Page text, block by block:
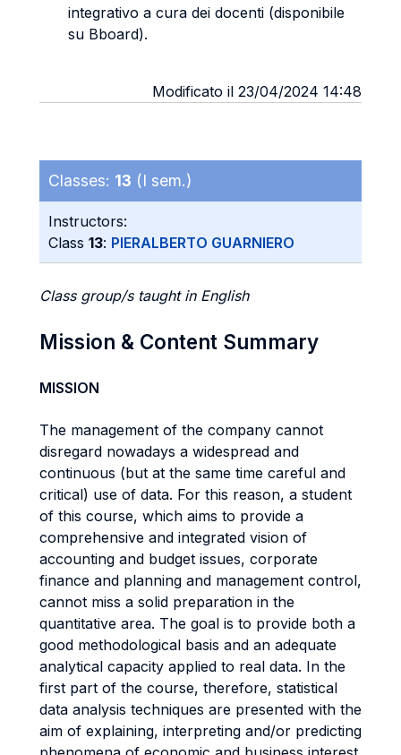
integrativo a cura dei docenti (disponibile
su Bboard).
Modificato il 23/04/2024 14:48
Classes: 13 (I sem.)
Instructors:
Class 13: PIERALBERTO GUARNIERO
Class group/s taught in English
Mission & Content Summary
MISSION
The management of the company cannot
disregard nowadays a widespread and
continuous (but at the same time careful and
critical) use of data. For this reason, a student
of this course, which aims to provide a
comprehensive and integrated vision of
accounting and budget issues, corporate
finance and planning and management control,
cannot miss a solid preparation in the
quantitative area. The goal is to provide both a
good methodological basis and an adequate
analytical capacity applied to real data. In the
first part of the course, therefore, statistical
data analysis techniques are presented with the
aim of explaining, interpreting and/or predicting